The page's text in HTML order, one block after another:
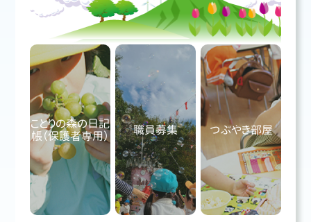
ことりの森の日記
帳（保護者専用）
職員募集 つぶやき部屋